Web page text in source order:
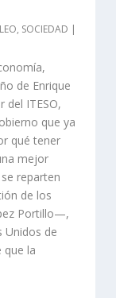
, SOCIEDAD |
de Enrique
del ITESO,
que ya
qué tener
mejor
reparten
de los
Portillo—,
Unidos de
la